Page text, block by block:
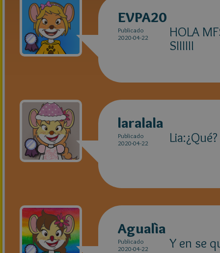
EVPA20
Publicado
2020-04-22
HOLA
SIIIIII
laralala
Publicado
2020-04-22
Lia:¿Qué?
Agualìa
Publicado
2020-04-22
Y en se